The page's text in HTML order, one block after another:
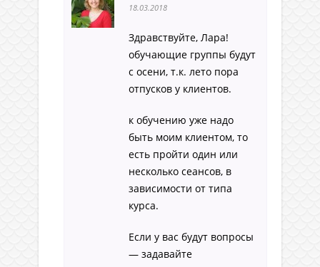
18.03.2018
Здравствуйте, Лара!
обучающие группы будут
с осени, т.к. лето пора
отпусков у клиентов.
к обучению уже надо
быть моим клиентом, то
есть пройти один или
несколько сеансов, в
зависимости от типа
курса.
Если у вас будут вопросы
— задавайте